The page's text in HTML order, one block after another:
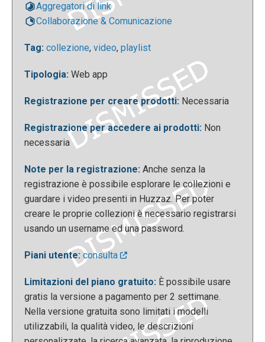
verrà chiesto di inserire l’URL del video, gli eventuali
tag da associarvi, la collezione in cui questo video
verrà aggiunto ed il titolo da dare al nostro file.
Dopo aver fatto ciò, si può decidere se la nostra
collezione sarà privata o pubblica; sarà sempre
possibile aggiungere altri video alla playlist per
arricchirla progressivamente. Inoltre, se nella
collezione abbiamo caricato più di un video è
possibile usare la barra di ricerca oppure cambiare
l’ordine dei video finchè non siamo soddisfatti del
Aggregatori di link
Collaborazione & Comunicazione
Tag: collezione, video, playlist
Tipologia: Web app
Registrazione per creare prodotti: Necessaria
Registrazione per accedere ai prodotti: Non
necessaria
Note per la registrazione: Anche senza la
registrazione è possibile esplorare le collezioni e
guardare i video presenti in Huzzaz. Per poter
creare le proprie collezioni è necessario registrarsi
usando un username ed una password.
Piani utente: consulta
Limitazioni del piano gratuito: È possibile usare
gratis la versione a pagamento per 2 settimane.
Nella versione gratuita sono limitati i modelli
utilizzabili, la qualità video, le descrizioni